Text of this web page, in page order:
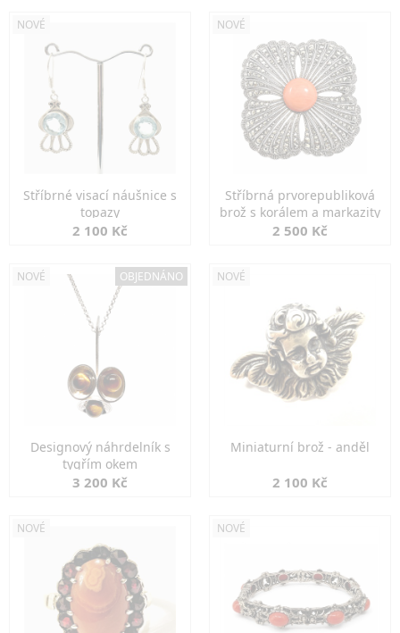
NOVÉ
Stříbrné visací náušnice s
topazy
2 100 Kč
NOVÉ
Stříbrná prvorepubliková
brož s korálem a markazity
2 500 Kč
NOVÉ OBJEDNÁNO
Designový náhrdelník s
tygřím okem
3 200 Kč
NOVÉ
Miniaturní brož - anděl
2 100 Kč
NOVÉ NOVÉ